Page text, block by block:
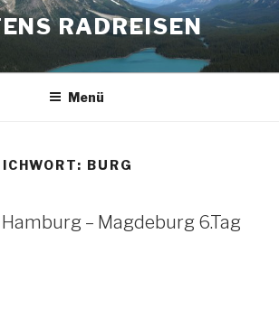
RADREISEN
Menü
BURG
– Magdeburg 6.Tag